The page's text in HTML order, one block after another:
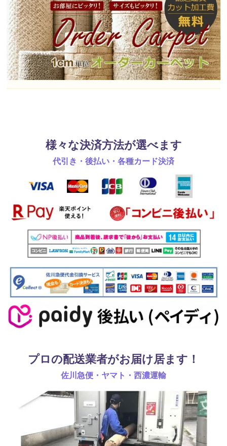
様々な決済方法が選べます
代引き・後払い・各種カード決済
プロの配送業者がお届け居ます！
佐川急便・ヤマト・西濃運輸